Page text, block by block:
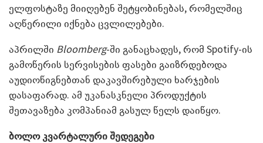
ელფოსტაზე მიიღებენ შეტყობინებას, რომელშიც
აღწერილი იქნება ცვლილებები.
აპრილში Bloomberg-ში განაცხადეს, რომ Spotify-ის
გამოწერის სერვისების ფასები გაიზრდებოდა
აუდიოწიგნებთან დაკავშირებული ხარჯების
დასაფარად. ამ უკანასკნელი პროდუქტის
შეთავაზება კომპანიამ გასულ წელს დაიწყო.
ბოლო კვარტალური შედეგები